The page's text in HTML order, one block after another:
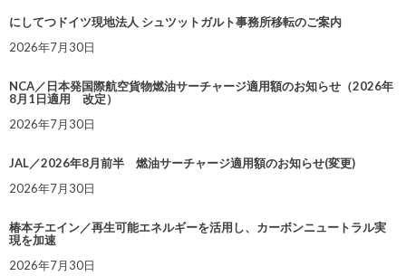
にしてつドイツ現地法人 シュツットガルト事務所移転のご案内
2026年7月30日
NCA／日本発国際航空貨物燃油サーチャージ適用額のお知らせ（2026年
8月1日適用 改定）
2026年7月30日
JAL／2026年8月前半 燃油サーチャージ適用額のお知らせ(変更)
2026年7月30日
椿本チエイン／再生可能エネルギーを活用し、カーボンニュートラル実
現を加速
2026年7月30日